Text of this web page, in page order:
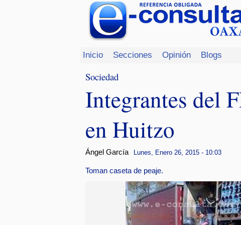
Inicio Secciones Opinión Blogs
Sociedad
Integrantes del
en Huitzo
Ángel García Lunes, Enero 26, 2015 - 10:03
Toman caseta de peaje.